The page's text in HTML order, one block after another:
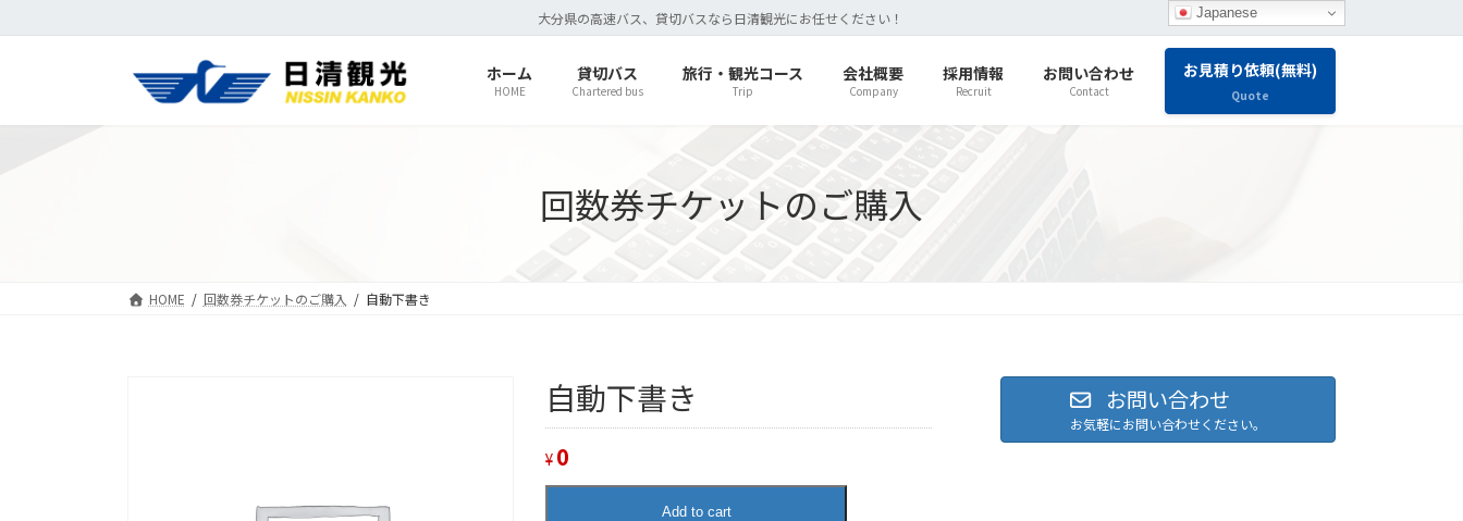
ン
ビ
大分県の高速バス、貸切バスなら日清観光にお任せください！
ホーム
HOME
貸切バス
Chartered bus
旅行・観光コース
Trip
会社概要
Company
採用情報
Recruit
お問い合わせ
Contact
お見積り依頼(無料)
Quote
回数券チケットのご購入
HOME 回数券チケットのご購入 自動下書き
自動下書き
¥ 0
Add to cart
お問い合わせ
お気軽にお問い合わせください。
Japanese